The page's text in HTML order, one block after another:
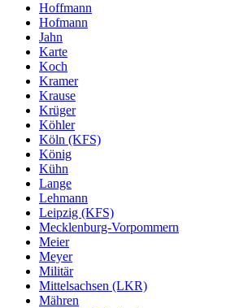
Hoffmann
Hofmann
Jahn
Karte
Koch
Kramer
Krause
Krüger
Köhler
Köln (KFS)
König
Kühn
Lange
Lehmann
Leipzig (KFS)
Mecklenburg-Vorpommern
Meier
Meyer
Militär
Mittelsachsen (LKR)
Mähren